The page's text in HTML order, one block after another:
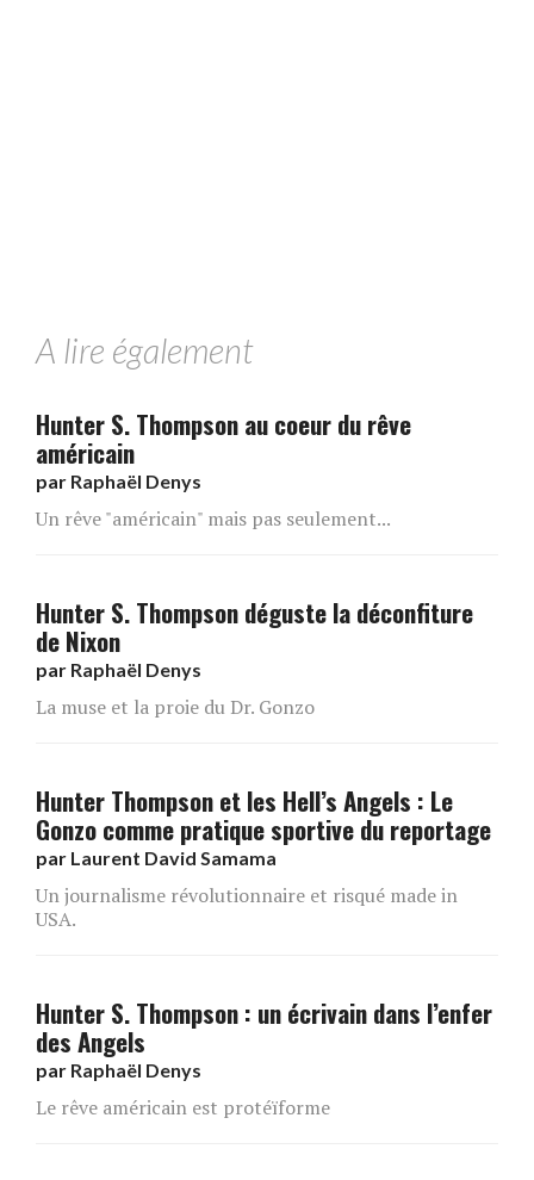
A lire également
Hunter S. Thompson au coeur du rêve
américain
par Raphaël Denys
Un rêve "américain" mais pas seulement...
Hunter S. Thompson déguste la déconfiture
de Nixon
par Raphaël Denys
La muse et la proie du Dr. Gonzo
Hunter Thompson et les Hell’s Angels : Le
Gonzo comme pratique sportive du reportage
par Laurent David Samama
Un journalisme révolutionnaire et risqué made in
USA.
Hunter S. Thompson : un écrivain dans l’enfer
des Angels
par Raphaël Denys
Le rêve américain est protéïforme